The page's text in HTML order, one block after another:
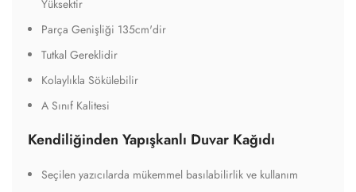
Yüksektir
Parça Genişliği 135cm'dir
Tutkal Gereklidir
Kolaylıkla Sökülebilir
A Sınıf Kalitesi
Kendiliğinden Yapışkanlı Duvar Kağıdı
Seçilen yazıcılarda mükemmel basılabilirlik ve kullanım